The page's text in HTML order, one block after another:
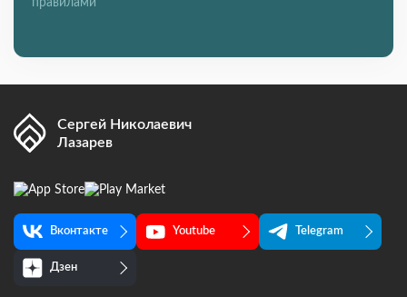
правилами
Сергей Николаевич
Лазарев
Вконтакте Youtube Telegram
Дзен